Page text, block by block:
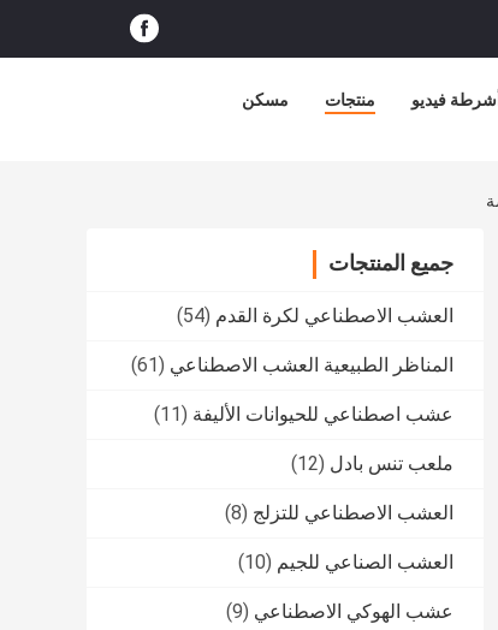
مسكن منتجات أشرطة فيديو
جميع المنتجات
العشب الاصطناعي لكرة القدم (54)
المناظر الطبيعية العشب الاصطناعي (61)
عشب اصطناعي للحيوانات الأليفة (11)
ملعب تنس بادل (12)
العشب الاصطناعي للتزلج (8)
العشب الصناعي للجيم (10)
عشب الهوكي الاصطناعي (9)